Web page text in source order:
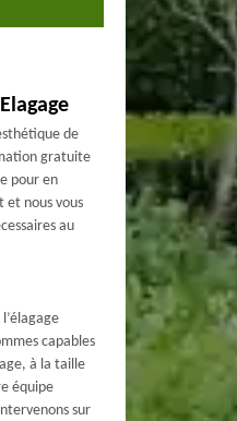
de
gratuite
pour en
et nous vous
au
capables
à la taille
équipe
sur